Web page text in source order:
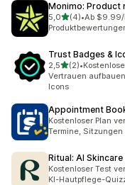
Monimo: Product
5,0von 5 Sternen
(4)
4 Rezensionen
•Ab
Trust Badges &
2,5von 5 Sternen
(2)
2 Rezensionen
•
Vertrauen
Icons
Appointment
Kostenloser Plan
Termine,
Ritual: AI
Kostenloser Test
KI-Hautpflege-